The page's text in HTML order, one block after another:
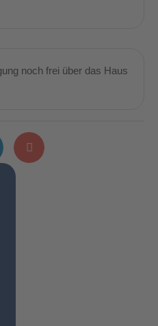
noch frei über das Haus